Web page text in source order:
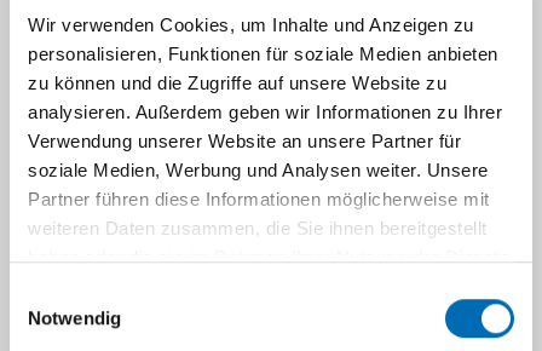
Wir verwenden Cookies, um Inhalte und Anzeigen zu
personalisieren, Funktionen für soziale Medien anbieten
zu können und die Zugriffe auf unsere Website zu
analysieren. Außerdem geben wir Informationen zu Ihrer
Verwendung unserer Website an unsere Partner für
soziale Medien, Werbung und Analysen weiter. Unsere
Partner führen diese Informationen möglicherweise mit
weiteren Daten zusammen, die Sie ihnen bereitgestellt
haben oder die sie im Rahmen Ihrer Nutzung der Dienste
Notwendig
Monika Kock